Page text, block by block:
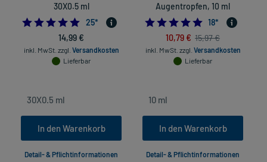
30X0.5 ml
4.96
25*
14,99 €
inkl. MwSt. zzgl. Versandkosten
Lieferbar
In den Warenkorb
Detail- & Pflichtinformationen
Augentropfen, 10 ml
18*
10,79 € 15,97 €
inkl. MwSt. zzgl. Versandkosten
Lieferbar
In den Warenkorb
Detail- & Pflichtinformationen